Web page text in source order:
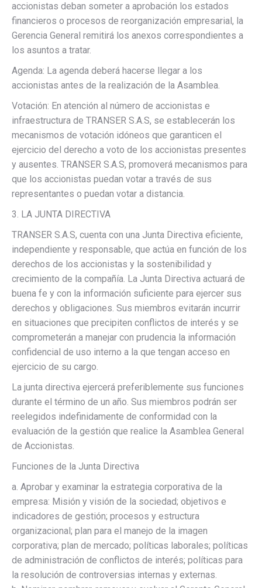
accionistas deban someter a aprobación los estados
financieros o procesos de reorganización empresarial, la
Gerencia General remitirá los anexos correspondientes a
los asuntos a tratar.
Agenda: La agenda deberá hacerse llegar a los
accionistas antes de la realización de la Asamblea.
Votación: En atención al número de accionistas e
infraestructura de TRANSER S.A.S, se establecerán los
mecanismos de votación idóneos que garanticen el
ejercicio del derecho a voto de los accionistas presentes
y ausentes. TRANSER S.A.S, promoverá mecanismos para
que los accionistas puedan votar a través de sus
representantes o puedan votar a distancia.
3. LA JUNTA DIRECTIVA
TRANSER S.A.S, cuenta con una Junta Directiva eficiente,
independiente y responsable, que actúa en función de los
derechos de los accionistas y la sostenibilidad y
crecimiento de la compañía. La Junta Directiva actuará de
buena fe y con la información suficiente para ejercer sus
derechos y obligaciones. Sus miembros evitarán incurrir
en situaciones que precipiten conflictos de interés y se
comprometerán a manejar con prudencia la información
confidencial de uso interno a la que tengan acceso en
ejercicio de su cargo.
La junta directiva ejercerá preferiblemente sus funciones
durante el término de un año. Sus miembros podrán ser
reelegidos indefinidamente de conformidad con la
evaluación de la gestión que realice la Asamblea General
de Accionistas.
Funciones de la Junta Directiva
a. Aprobar y examinar la estrategia corporativa de la
empresa: Misión y visión de la sociedad; objetivos e
indicadores de gestión; procesos y estructura
organizacional; plan para el manejo de la imagen
corporativa; plan de mercado; políticas laborales; políticas
de administración de conflictos de interés; políticas para
la resolución de controversias internas y externas.